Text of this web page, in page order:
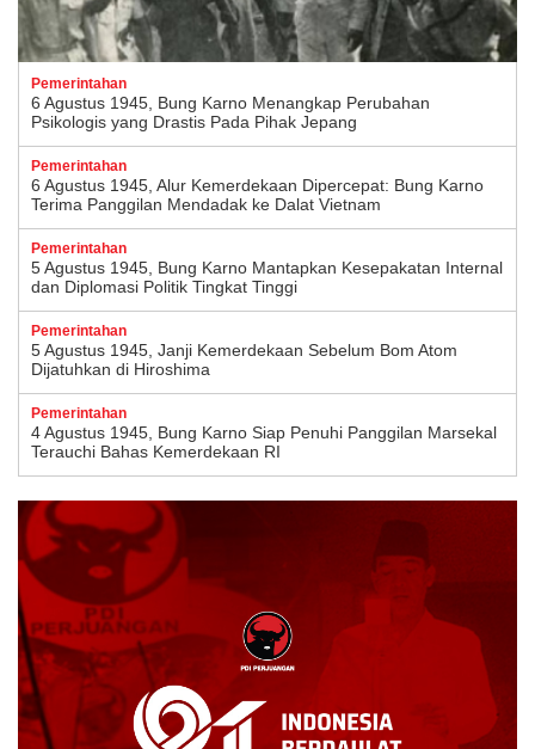
Pemerintahan
6 Agustus 1945, Bung Karno Menangkap Perubahan
Psikologis yang Drastis Pada Pihak Jepang
Pemerintahan
6 Agustus 1945, Alur Kemerdekaan Dipercepat: Bung Karno
Terima Panggilan Mendadak ke Dalat Vietnam
Pemerintahan
5 Agustus 1945, Bung Karno Mantapkan Kesepakatan Internal
dan Diplomasi Politik Tingkat Tinggi
Pemerintahan
5 Agustus 1945, Janji Kemerdekaan Sebelum Bom Atom
Dijatuhkan di Hiroshima
Pemerintahan
4 Agustus 1945, Bung Karno Siap Penuhi Panggilan Marsekal
Terauchi Bahas Kemerdekaan RI